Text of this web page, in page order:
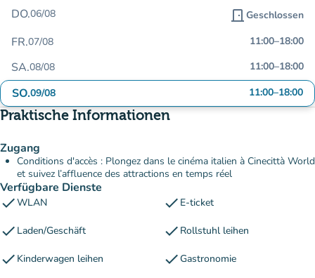
DO.06/08 door_front Geschlossen
FR.07/08 11:00–18:00
SA.08/08 11:00–18:00
SO.09/08 11:00–18:00
Praktische Informationen
Zugang
Conditions d'accès : Plongez dans le cinéma italien à Cinecittà World
et suivez l’affluence des attractions en temps réel
Verfügbare Dienste
checkWLAN check E-ticket
check Laden/Geschäft check Rollstuhl leihen
check Kinderwagen leihen checkGastronomie